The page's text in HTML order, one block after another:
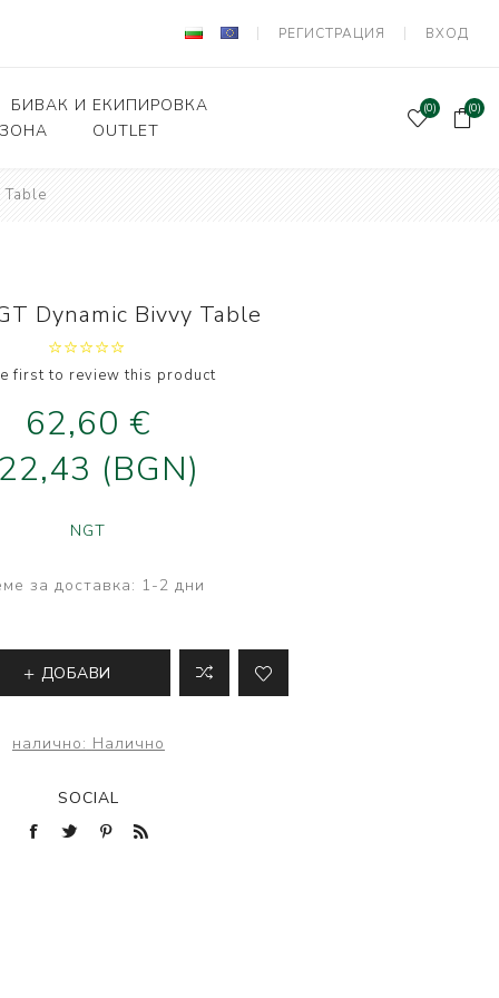
РЕГИСТРАЦИЯ ВХОД
БИВАК И ЕКИПИРОВКА
Подаръчен ваучер
Столове
Сакове, чанти, калъфи
Калъфи за въдици
Маси
за поводи
и прикачни
риболов
за фидер
и Живарници
OUTLET
(0) (0)
Table
Dynamic Bivvy Table
first to review this product
62,60 €
(BGN)
NGT
за доставка: 1-2 дни
ДОБАВИ
налично: Налично
SOCIAL